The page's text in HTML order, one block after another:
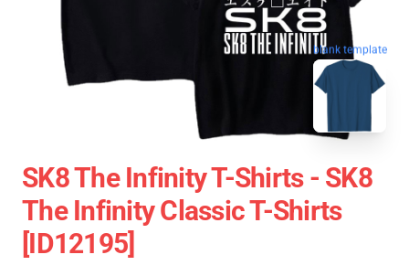
blank template
SK8 The Infinity T-Shirts - SK8
The Infinity Classic T-Shirts
[ID12195]